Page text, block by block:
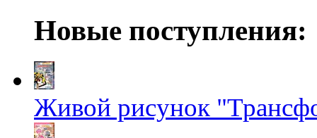
Новые поступления:
Живой рисунок